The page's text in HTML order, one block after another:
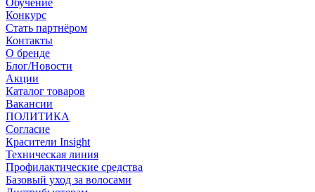
Конкурс
Стать партнёром
Контакты
О бренде
Блог/Новости
Акции
Каталог товаров
Вакансии
ПОЛИТИКА
Согласие
Краcители Insight
Техническая линия
Профилактические средства
Базовый уход за волосами